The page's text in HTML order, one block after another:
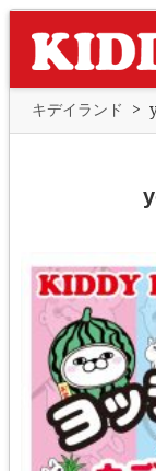
キデイランド >